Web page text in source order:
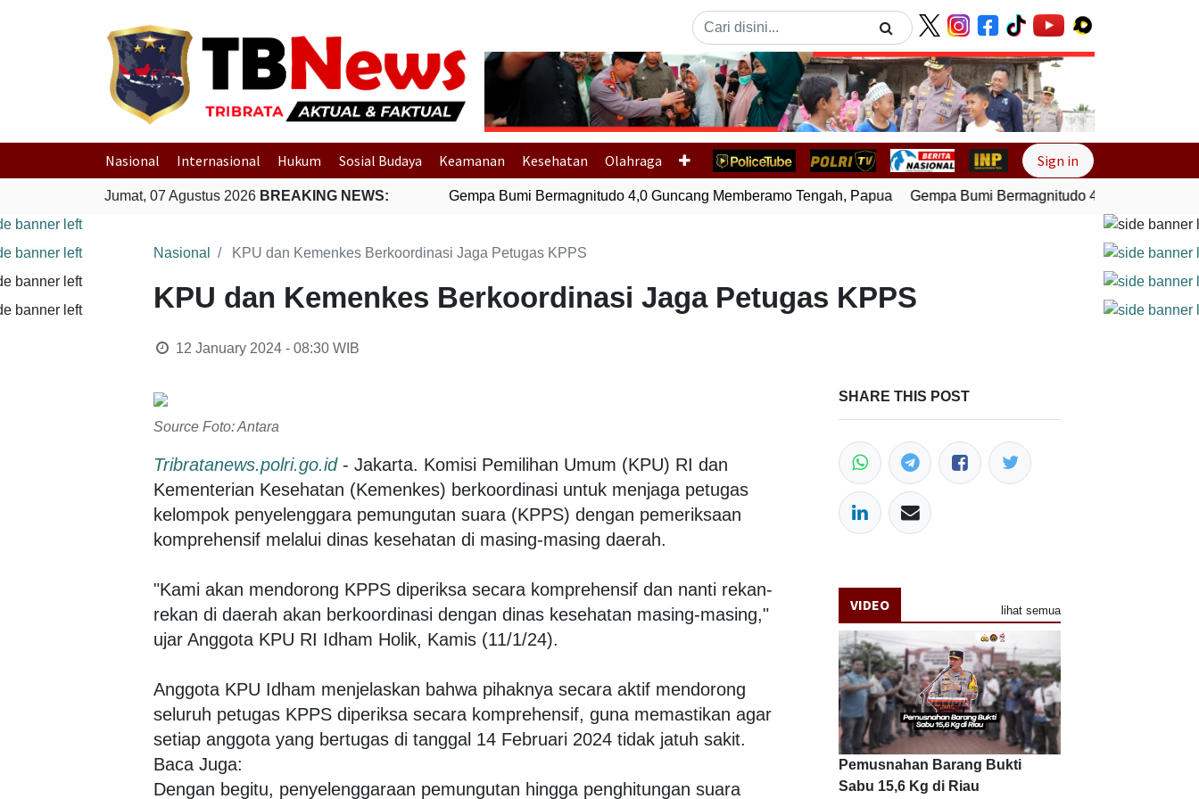
Previous Next
Nasional Internasional Hukum Sosial Budaya Keamanan Kesehatan Olahraga Sign in
Jumat, 07 Agustus 2026 BREAKING NEWS: Gempa Bumi Bermagnitudo 4,0 Guncang Memberamo Tengah, Papua Gempa Bumi Bermagnitudo 4,0 Guncang
Nasional KPU dan Kemenkes Berkoordinasi Jaga Petugas KPPS
KPU dan Kemenkes Berkoordinasi Jaga Petugas KPPS
12 January 2024 - 08:30WIB
Source Foto: Antara
Tribratanews.polri.go.id - Jakarta. Komisi Pemilihan Umum (KPU) RI dan
Kementerian Kesehatan (Kemenkes) berkoordinasi untuk menjaga petugas
kelompok penyelenggara pemungutan suara (KPPS) dengan pemeriksaan
komprehensif melalui dinas kesehatan di masing-masing daerah.
"Kami akan mendorong KPPS diperiksa secara komprehensif dan nanti rekan-
rekan di daerah akan berkoordinasi dengan dinas kesehatan masing-masing,"
ujar Anggota KPU RI Idham Holik, Kamis (11/1/24).
Anggota KPU Idham menjelaskan bahwa pihaknya secara aktif mendorong
seluruh petugas KPPS diperiksa secara komprehensif, guna memastikan agar
setiap anggota yang bertugas di tanggal 14 Februari 2024 tidak jatuh sakit.
Baca Juga:
Dengan begitu, penyelenggaraan pemungutan hingga penghitungan suara
SHARE THIS POST
VIDEO lihat semua
Pemusnahan Barang Bukti
Sabu 15,6 Kg di Riau